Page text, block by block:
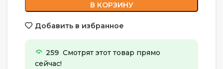
В КОРЗИНУ
Добавить в избранное
259 Смотрят этот товар прямо
сейчас!